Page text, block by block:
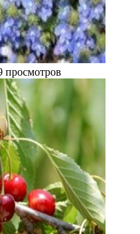
просмотров